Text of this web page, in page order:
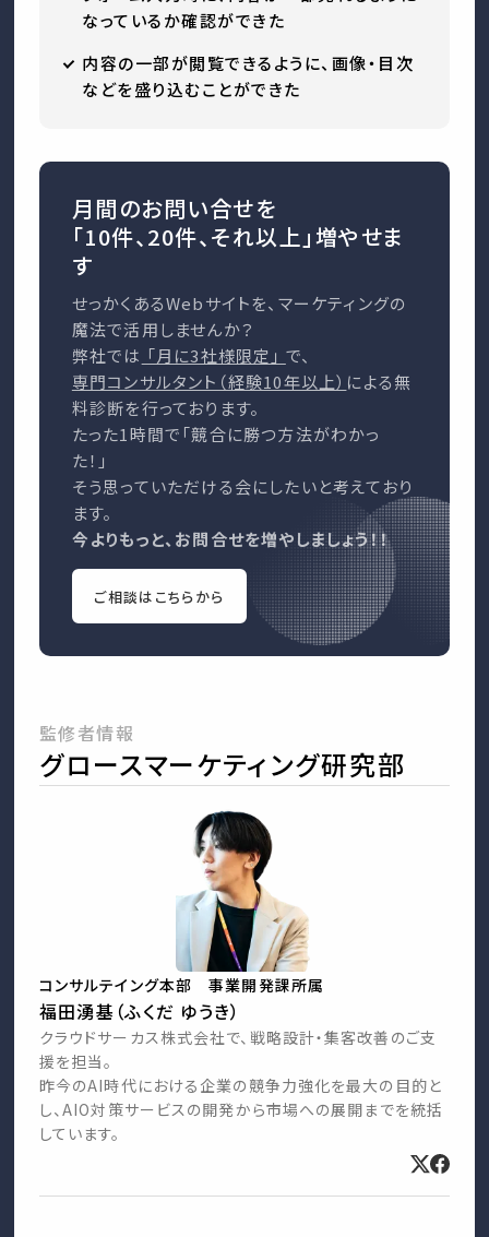
なっているか確認ができた
内容の一部が閲覧できるように、画像・目次
などを盛り込むことができた
月間のお問い合せを
「10件、20件、それ以上」増やせま
す
せっかくあるWebサイトを、マーケティングの
魔法で活用しませんか？
弊社では 「月に3社様限定」 で、
専門コンサルタント（経験10年以上） による無
料診断を行っております。
たった1時間で「競合に勝つ方法がわかっ
た！」
そう思っていただける会にしたいと考えており
ます。
今よりもっと、お問合せを増やしましょう！！
ご相談はこちらから
監修者情報
グロースマーケティング研究部
コンサルテイング本部 事業開発課所属
福田湧基（ふくだ ゆうき）
クラウドサーカス株式会社で、戦略設計・集客改善のご支
援を担当。
昨今のAI時代における企業の競争力強化を最大の目的と
し、AIO対策サービスの開発から市場への展開までを統括
しています。